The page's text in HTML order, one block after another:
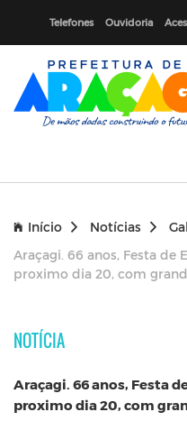
Telefones Ouvidoria
Início Notícias
Araçagi. 66 anos, Festa de
proximo dia 20, com
NOTÍCIA
Araçagi. 66 anos, Festa
proximo dia 20, com